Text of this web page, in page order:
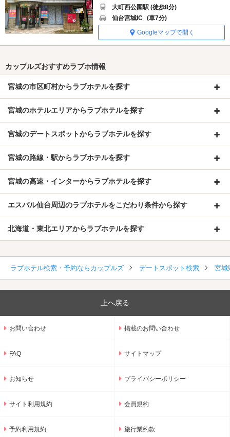
大町西公園駅 (徒歩8分)
仙台宮城IC (車7分)
Googleマップで開く
カップルズおすすめラブホ情報
宮城の市区町村からラブホテルを探す
宮城のホテルエリアからラブホテルを探す
宮城のデートスポットからラブホテルを探す
宮城の路線・駅からラブホテルを探す
宮城の高速・インターからラブホテルを探す
エスパル仙台周辺のラブホテルをこだわり条件から探す
北海道・東北エリアからラブホテルを探す
ラブホテル検索・予約ならカップルズ デートスポット検索 宮城
上へ戻る
お問い合わせ 掲載のお問い合わせ
FAQ サイトマップ
お知らせ プライバシーポリシー
サイト利用規約 会員規約
予約利用規約 旅行業約款